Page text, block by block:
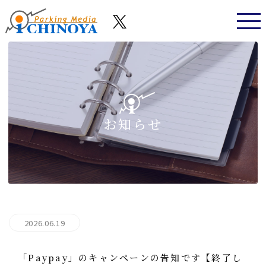
お知らせ
2026.06.19
「Paypay」のキャンペーンの告知です【終了し